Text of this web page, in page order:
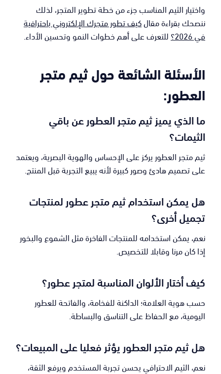
واختيار الثيم المناسب جزء من خطة تطوير المتجر، لذلك
ننصحك بقراءة مقالكيف تطور متجرك الإلكتروني باحترافية
في 2026؟
للتعرف على أهم خطوات النمو وتحسين الأداء.
الأسئلة الشائعة حول ثيم متجر
العطور:
ما الذي يميز ثيم متجر العطور عن باقي
الثيمات؟
ثيم متجر العطور يركز على الإحساس والهوية البصرية، ويعتمد
على تصميم هادئ وصور كبيرة لأنه يبيع التجربة قبل المنتج.
هل يمكن استخدام ثيم متجر عطور لمنتجات
تجميل أخرى؟
نعم، يمكن استخدامه للمنتجات الفاخرة مثل الشموع والبخور
إذا كان مرنا وقابلا للتخصيص.
كيف أختار الألوان المناسبة لمتجر عطور؟
حسب هوية العلامة؛ الداكنة للفخامة، والفاتحة للعطور
اليومية، مع الحفاظ على التناسق والبساطة.
هل ثيم متجر العطور يؤثر فعليا على المبيعات؟
نعم، الثيم الاحترافي يحسن تجربة المستخدم ويرفع الثقة،